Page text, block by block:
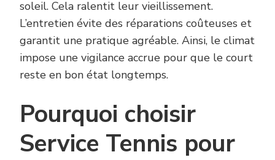
soleil. Cela ralentit leur vieillissement.
L’entretien évite des réparations coûteuses et
garantit une pratique agréable. Ainsi, le climat
impose une vigilance accrue pour que le court
reste en bon état longtemps.
Pourquoi choisir
Service Tennis pour